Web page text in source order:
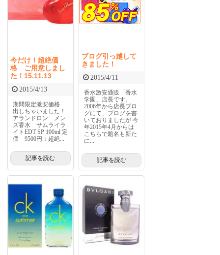
今だけ！超絶価
格 ご用意しまし
た！15.11.13
2015/4/13
期間限定激安価格
出しちゃいました！
アランドロン メン
ズ香水 サムライラ
イトEDT SP 100ml 定
価 9500円 ↓ 超絶...
記事を読む
ブログ引っ越して
きました！
2015/4/11
香水激安通販「香水
学園」店長です。
2006年から店長ブロ
グにて、ブログを書
いておりましたが 今
年2015年4月からは
こちらで題名も新た
に...
記事を読む